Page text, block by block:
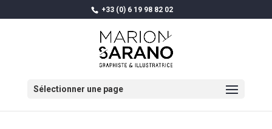
+33 (0) 6 19 98 82 02
Sélectionner une page